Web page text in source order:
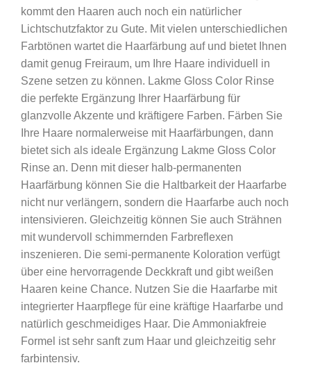
kommt den Haaren auch noch ein natürlicher
Lichtschutzfaktor zu Gute. Mit vielen unterschiedlichen
Farbtönen wartet die Haarfärbung auf und bietet Ihnen
damit genug Freiraum, um Ihre Haare individuell in
Szene setzen zu können. Lakme Gloss Color Rinse
die perfekte Ergänzung Ihrer Haarfärbung für
glanzvolle Akzente und kräftigere Farben. Färben Sie
Ihre Haare normalerweise mit Haarfärbungen, dann
bietet sich als ideale Ergänzung Lakme Gloss Color
Rinse an. Denn mit dieser halb-permanenten
Haarfärbung können Sie die Haltbarkeit der Haarfarbe
nicht nur verlängern, sondern die Haarfarbe auch noch
intensivieren. Gleichzeitig können Sie auch Strähnen
mit wundervoll schimmernden Farbreflexen
inszenieren. Die semi-permanente Koloration verfügt
über eine hervorragende Deckkraft und gibt weißen
Haaren keine Chance. Nutzen Sie die Haarfarbe mit
integrierter Haarpflege für eine kräftige Haarfarbe und
natürlich geschmeidiges Haar. Die Ammoniakfreie
Formel ist sehr sanft zum Haar und gleichzeitig sehr
farbintensiv.